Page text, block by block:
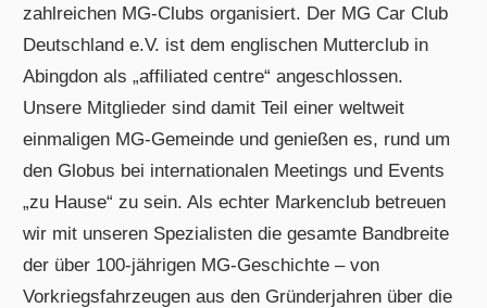
zahlreichen MG-Clubs organisiert. Der MG Car Club
Deutschland e.V. ist dem englischen Mutterclub in
Abingdon als „affiliated centre“ angeschlossen.
Unsere Mitglieder sind damit Teil einer weltweit
einmaligen MG-Gemeinde und genießen es, rund um
den Globus bei internationalen Meetings und Events
„zu Hause“ zu sein. Als echter Markenclub betreuen
wir mit unseren Spezialisten die gesamte Bandbreite
der über 100-jährigen MG-Geschichte – von
Vorkriegsfahrzeugen aus den Gründerjahren über die